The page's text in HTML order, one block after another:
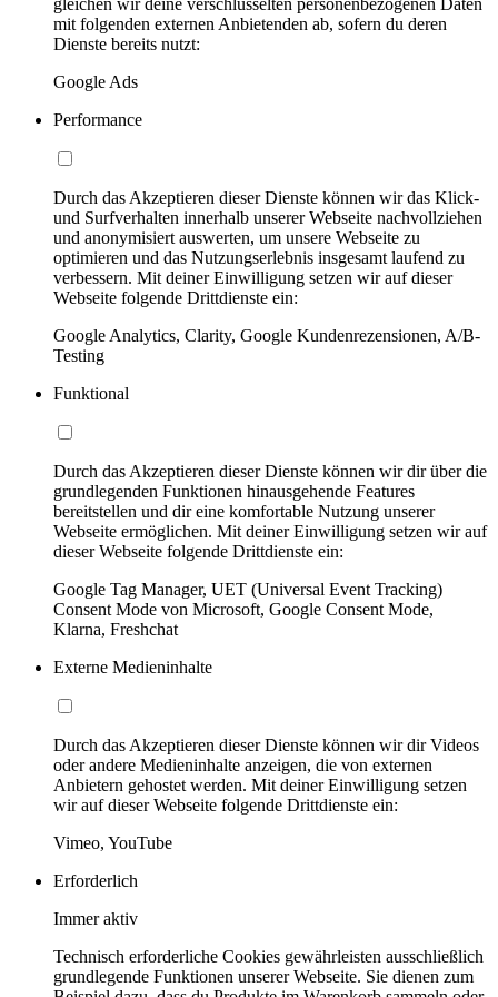
mit folgenden externen Anbietenden ab, sofern du deren
Dienste bereits nutzt:
Google Ads
Performance
Durch das Akzeptieren dieser Dienste können wir das Klick-
und Surfverhalten innerhalb unserer Webseite nachvollziehen
und anonymisiert auswerten, um unsere Webseite zu
optimieren und das Nutzungserlebnis insgesamt laufend zu
verbessern. Mit deiner Einwilligung setzen wir auf dieser
Webseite folgende Drittdienste ein:
Google Analytics, Clarity, Google Kundenrezensionen, A/B-
Testing
Funktional
Durch das Akzeptieren dieser Dienste können wir dir über die
grundlegenden Funktionen hinausgehende Features
bereitstellen und dir eine komfortable Nutzung unserer
Webseite ermöglichen. Mit deiner Einwilligung setzen wir auf
dieser Webseite folgende Drittdienste ein:
Google Tag Manager, UET (Universal Event Tracking)
Consent Mode von Microsoft, Google Consent Mode,
Klarna, Freshchat
Externe Medieninhalte
Durch das Akzeptieren dieser Dienste können wir dir Videos
oder andere Medieninhalte anzeigen, die von externen
Anbietern gehostet werden. Mit deiner Einwilligung setzen
wir auf dieser Webseite folgende Drittdienste ein:
Vimeo, YouTube
Erforderlich
Immer aktiv
Technisch erforderliche Cookies gewährleisten ausschließlich
grundlegende Funktionen unserer Webseite. Sie dienen zum